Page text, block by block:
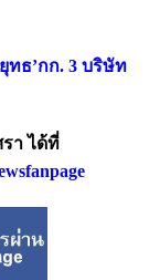
ทธ’กก. 3 บริษัท
า ได้ที่